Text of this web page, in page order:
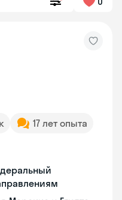
17 лет опыта